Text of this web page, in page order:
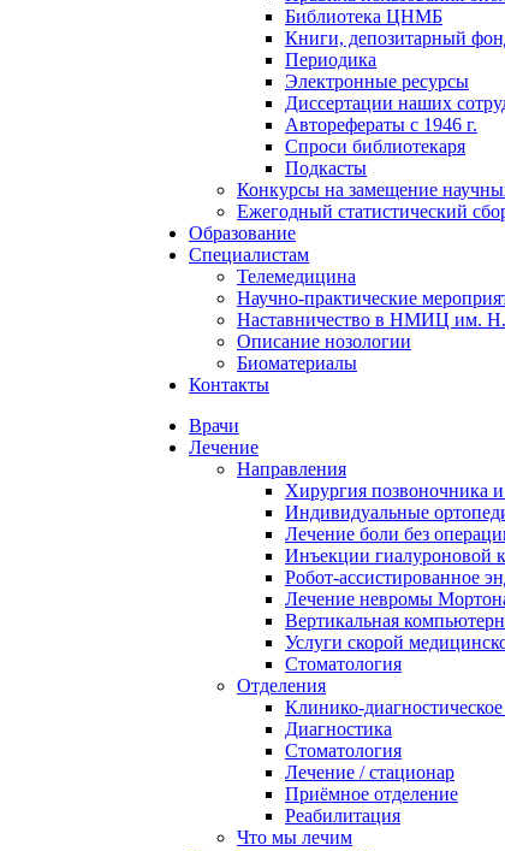
Библиотека ЦНМБ
Книги, депозитарный
Периодика
Электронные ресурсы
Диссертации наших
Авторефераты с 1946 г.
Спроси библиотекаря
Подкасты
Конкурсы на замещение
Ежегодный статистический
Образование
Специалистам
Телемедицина
Научно-практические
Наставничество в НМИЦ им.
Описание нозологии
Биоматериалы
Контакты
Врачи
Лечение
Направления
Хирургия позвоночника
Индивидуальные
Лечение боли без
Инъекции гиалуроновой
Робот-ассистированное
Лечение невромы
Вертикальная
Услуги скорой
Стоматология
Отделения
Клинико-
Диагностика
Стоматология
Лечение / стационар
Приёмное отделение
Реабилитация
Что мы лечим